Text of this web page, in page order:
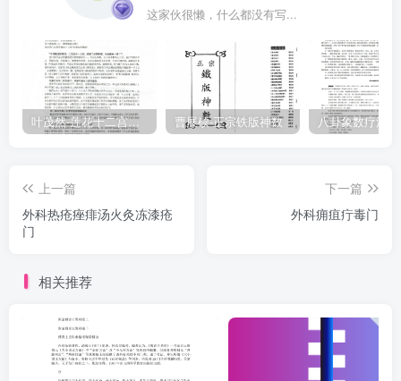
而止。先桦皮散，从少至多，服五七日：灸承浆穴七壮，灸疮愈再
灸，再愈，三灸之。后服二圣散泄热祛血之风邪，戒房室三年，病
愈。丹溪心法【元朱震亨】论证治大风病是受得天地间杀物之风，古
人谓之疠风者，以其酷烈暴悍可畏耳。人得之者，须分在上在下。夫
在上者，以醉仙散取臭涎恶血于齿缝中出：在下者，以通天再造散取
上也：若下先见者，下体多者在下也：上下同得者，在上复在下也。
阳明经，胃与大肠也，无物不受。此风之入人也，气受之则在上多，
血受之则在下多，气血俱受者甚重，自非医者神手，病者铁心，罕有
多忽之，虽按此法施治，病己全然脱体。若不能绝味绝色，皆不免再
发，再发则终不救矣。某曾治五人矣，中间惟一妇人得免，以其贫甚
且寡，无物可吃也。余四人三年后皆再发。孙真人云：吾尝治四五百
人，终无一人免于死。非孙真人不能治也，盖无一人能守禁忌耳。此
这家伙很懒，什么都没有写...
叶茂然-莲花十二宫佛家奇门面授及答疑 曹展硕-正宗铁版神数
上一篇
外科热疮痤痱汤火灸冻漆疮
门
下一篇
外科痈疽疔毒门
相关推荐